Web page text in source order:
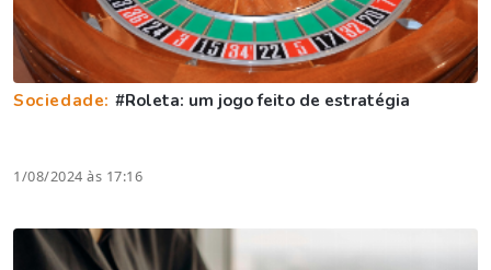
Sociedade: #Roleta: um jogo feito de estratégia
1/08/2024 às 17:16